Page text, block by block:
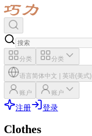
分类 分类
语言简体中文 | 英语(美式)
账户 账户
注册 登录
Clothes